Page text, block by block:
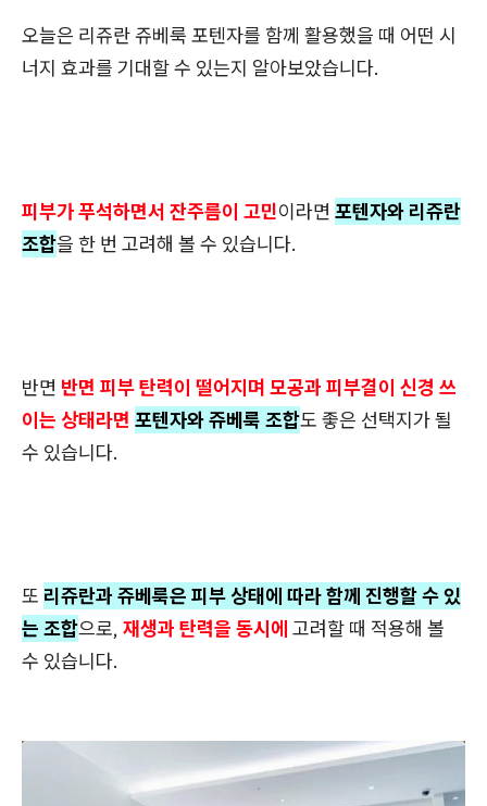
오늘은 리쥬란 쥬베룩 포텐자를 함께 활용했을 때 어떤 시
너지 효과를 기대할 수 있는지 알아보았습니다.
피부가 푸석하면서 잔주름이 고민이라면 포텐자와 리쥬란
조합을 한 번 고려해 볼 수 있습니다.
반면 반면 피부 탄력이 떨어지며 모공과 피부결이 신경 쓰
이는 상태라면 포텐자와 쥬베룩 조합도 좋은 선택지가 될
수 있습니다.
또 리쥬란과 쥬베룩은 피부 상태에 따라 함께 진행할 수 있
는 조합으로, 재생과 탄력을 동시에 고려할 때 적용해 볼
수 있습니다.